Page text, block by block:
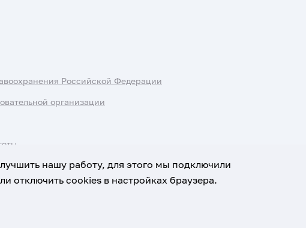
Российской Федерации
организации
данных
нашу работу, для этого мы подключили
отключить cookies в настройках браузера.